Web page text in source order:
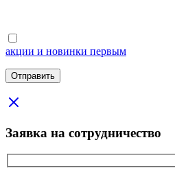
акции и новинки первым
Заявка на сотрудничество